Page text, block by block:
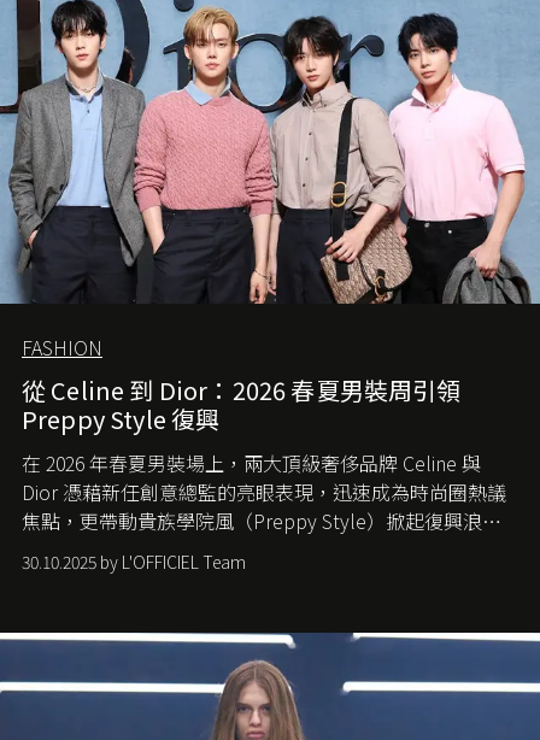
FASHION
從 Celine 到 Dior：2026 春夏男裝周引領
Preppy Style 復興
在 2026 年春夏男裝場上，兩大頂級奢侈品牌 Celine 與
Dior 憑藉新任創意總監的亮眼表現，迅速成為時尚圈熱議
焦點，更帶動貴族學院風（Preppy Style）掀起復興浪
潮，讓這股經典風格再度回到大眾視線。
30.10.2025 by L'OFFICIEL Team